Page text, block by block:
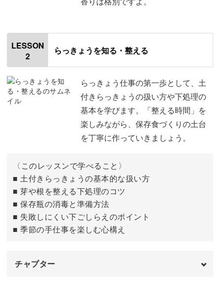
基本の甘酢漬けだけでなく、塩漬けやコチュジャン漬けま
で幅広くご紹介します。
「らっきょう漬けって、こんなに味があるの？」と、バリ
カレーのおともはもちろん、おつまみや箸休めにも大活
躍。
う！」と、味の変化も楽しめます！
LESSON
2
らっきょうを知る・整える
らっきょう仕事の第一歩として、土
付きらっきょうの扱い方や下処理の
基本を学びます。「整える時間」を
楽しみながら、保存食づくりの土台
を丁寧に作っていきましょう。
〈このレッスンで学べること〉
■ 土付きらっきょうの基本的な扱い方
■ 芽や根を整える下処理のコツ
■ 保存瓶の消毒と準備方法
■ 失敗しにくい下ごしらえのポイント
■ 季節の手仕事を楽しむ心構え
チャプター